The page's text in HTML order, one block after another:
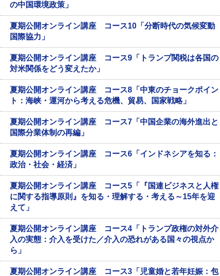
の中国環境政策」
夏期公開オンライン講座 コース10「分断時代の気候変動
国際協力」
夏期公開オンライン講座 コース9「トランプ関税は各国の
対米関係をどう変えたか」
夏期公開オンライン講座 コース8「中東のチョークポイン
ト：海峡・運河から考える危機、貿易、国家戦略」
夏期公開オンライン講座 コース7「中国企業の海外進出と
国際分業体制の再編」
夏期公開オンライン講座 コース6「インドネシアを知る：
政治・社会・経済」
夏期公開オンライン講座 コース5「『国連ビジネスと人権
に関する指導原則』を知る・理解する・考える～15年を迎
えて」
夏期公開オンライン講座 コース4「トランプ政権の対外介
入の実態：介入を受けた／介入の恐れがある国々の視点か
ら」
夏期公開オンライン講座 コース3「児童婚と若年妊娠：包